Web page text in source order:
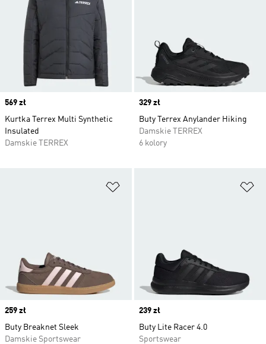
Price
569 zł
Kurtka Terrex Multi Synthetic
Insulated
Damskie TERREX
Price
329 zł
Buty Terrex Anylander Hiking
Damskie TERREX
6 kolory
Price
259 zł
Buty Breaknet Sleek
Damskie Sportswear
Price
239 zł
Buty Lite Racer 4.0
Sportswear